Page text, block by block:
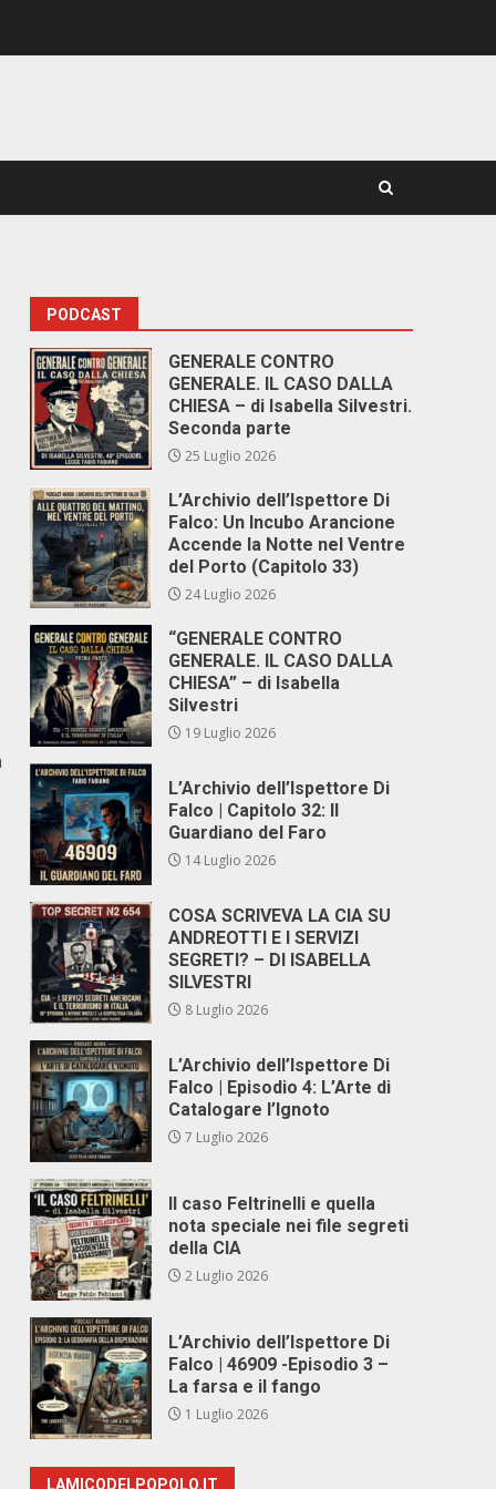
PODCAST
GENERALE CONTRO
GENERALE. IL CASO DALLA
CHIESA – di Isabella Silvestri.
Seconda parte
25 Luglio 2026
L’Archivio dell’Ispettore Di
Falco: Un Incubo Arancione
Accende la Notte nel Ventre
del Porto (Capitolo 33)
24 Luglio 2026
“GENERALE CONTRO
GENERALE. IL CASO DALLA
CHIESA” – di Isabella
Silvestri
19 Luglio 2026
L’Archivio dell’Ispettore Di
Falco | Capitolo 32: Il
Guardiano del Faro
14 Luglio 2026
COSA SCRIVEVA LA CIA SU
ANDREOTTI E I SERVIZI
SEGRETI? – DI ISABELLA
SILVESTRI
8 Luglio 2026
L’Archivio dell’Ispettore Di
Falco | Episodio 4: L’Arte di
Catalogare l’Ignoto
7 Luglio 2026
Il caso Feltrinelli e quella
nota speciale nei file segreti
della CIA
2 Luglio 2026
L’Archivio dell’Ispettore Di
Falco | 46909 -Episodio 3 –
La farsa e il fango
1 Luglio 2026
LAMICODELPOPOLO.IT